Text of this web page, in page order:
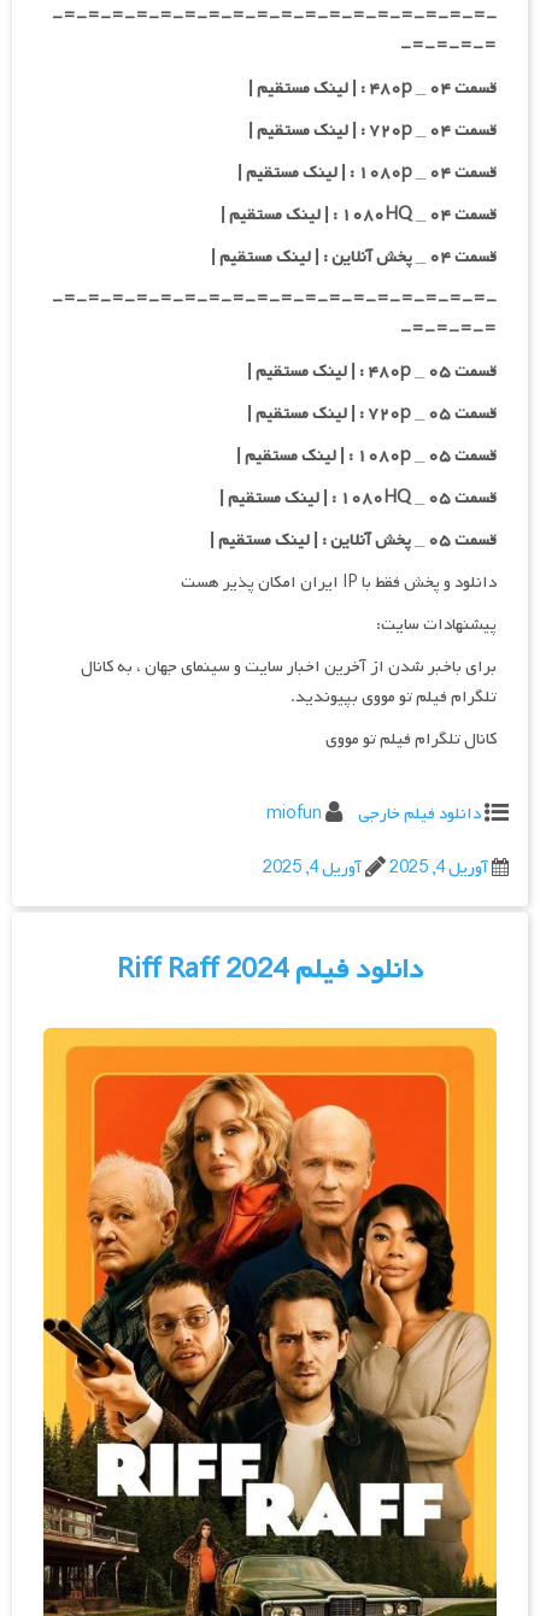
-=-=-=-=-=-=-=-=-=-=-=-=-=-=-=-=-=-=-
=-=-=-=-
قسمت ۰۴ _ ۴۸۰p : | لینک مستقیم |
قسمت ۰۴ _ ۷۲۰p : | لینک مستقیم |
قسمت ۰۴ _ ۱۰۸۰p : | لینک مستقیم |
قسمت ۰۴ _ ۱۰۸۰HQ : | لینک مستقیم |
قسمت ۰۴ _ پخش آنلاین : | لینک مستقیم |
-=-=-=-=-=-=-=-=-=-=-=-=-=-=-=-=-=-=-
=-=-=-=-
قسمت ۰۵ _ ۴۸۰p : | لینک مستقیم |
قسمت ۰۵ _ ۷۲۰p : | لینک مستقیم |
قسمت ۰۵ _ ۱۰۸۰p : | لینک مستقیم |
قسمت ۰۵ _ ۱۰۸۰HQ : | لینک مستقیم |
قسمت ۰۵ _ پخش آنلاین : | لینک مستقیم |
دانلود و پخش فقط با IP ایران امکان پذیر هست
پیشنهادات سایت:
برای باخبر شدن از آخرین اخبار سایت و سینمای جهان ، به کانال
تلگرام فیلم تو مووی بپیوندید.
کانال تلگرام فیلم تو مووی
دانلود فیلم خارجی
miofun
آوریل 4, 2025
آوریل 4, 2025
دانلود فیلم Riff Raff 2024